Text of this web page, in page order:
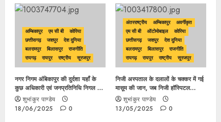
अम्बिकापुर एम सी बी
कोरिया
छत्तीसगढ़
जशपुर
देश दुनिया
बलरामपुर
बिलासपुर
राजनीति
रायगढ़
रायपुर राष्ट्रीय सूरजपुर
नगर निगम अंबिकापुर की दुर्दशा यहाँ के
कुछ अधिकारी एवं जनप्रतिनिधि निगल गए
थाना चौक का शौचालय एवं गाँधी चौक
स्थित यूरिनल की हुई दुर्दशा….
शुभांकुर पाण्डेय
18/06/2025
0
अंतरराष्ट्रीय अम्बिकापुर
अवर्गीकृत
एम सी बी
ऑटोमोबाइल
कोरिया
छत्तीसगढ़
जशपुर
देश दुनिया
बलरामपुर
बिलासपुर
राजनीति
रायगढ़
रायपुर राष्ट्रीय सूरजपुर
निजी अस्पताल के दलालों के चक्कर में गई
मासूम की जान, जब निजी हॉस्पिटल
संचालित करने वाला ही हो नोडल तो
कार्यवाही से डरने की जरुरत नहीं…..
शुभांकुर पाण्डेय
13/05/2025
0